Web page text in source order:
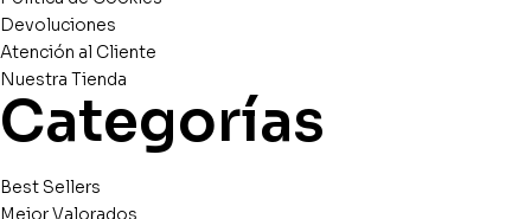
Devoluciones
Atención al Cliente
Nuestra Tienda
Categorías
Best Sellers
Mejor Valorados